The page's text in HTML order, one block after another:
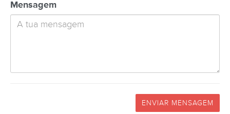
Mensagem
ENVIAR MENSAGEM